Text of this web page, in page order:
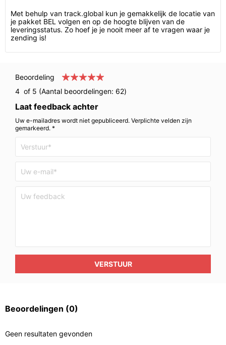
Met behulp van track.global kun je gemakkelijk de locatie van
je pakket BEL volgen en op de hoogte blijven van de
leveringsstatus. Zo hoef je je nooit meer af te vragen waar je
zending is!
Beoordeling
4 of 5 (Aantal beoordelingen: 62)
Laat feedback achter
Uw e-mailadres wordt niet gepubliceerd. Verplichte velden zijn
gemarkeerd. *
VERSTUUR
Beoordelingen (0)
Geen resultaten gevonden